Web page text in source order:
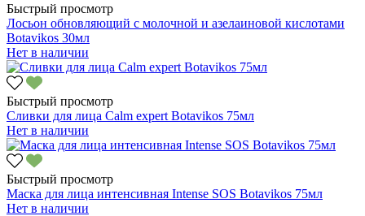
Быстрый просмотр
Лосьон обновляющий с молочной и азелаиновой кислотами
Botavikos 30мл
Нет в наличии
Быстрый просмотр
Сливки для лица Calm expert Botavikos 75мл
Нет в наличии
Быстрый просмотр
Маска для лица интенсивная Intense SOS Botavikos 75мл
Нет в наличии